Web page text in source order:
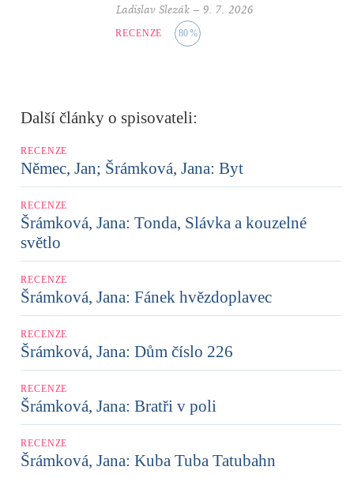
Ladislav Slezák – 9. 7. 2026
RECENZE 80%
Další články o spisovateli:
RECENZE
Němec, Jan; Šrámková, Jana: Byt
RECENZE
Šrámková, Jana: Tonda, Slávka a kouzelné
světlo
RECENZE
Šrámková, Jana: Fánek hvězdoplavec
RECENZE
Šrámková, Jana: Dům číslo 226
RECENZE
Šrámková, Jana: Bratři v poli
RECENZE
Šrámková, Jana: Kuba Tuba Tatubahn